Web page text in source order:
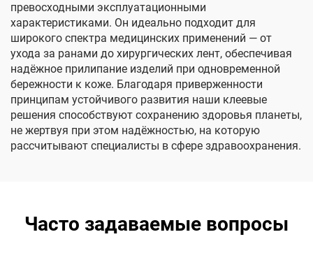
превосходными эксплуатационными
характеристиками. Он идеально подходит для
широкого спектра медицинских применений — от
ухода за ранами до хирургических лент, обеспечивая
надёжное прилипание изделий при одновременной
бережности к коже. Благодаря приверженности
принципам устойчивого развития наши клеевые
решения способствуют сохранению здоровья планеты,
не жертвуя при этом надёжностью, на которую
рассчитывают специалисты в сфере здравоохранения.
Часто задаваемые вопросы